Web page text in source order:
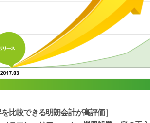
比較できる明朗会計が高評価］